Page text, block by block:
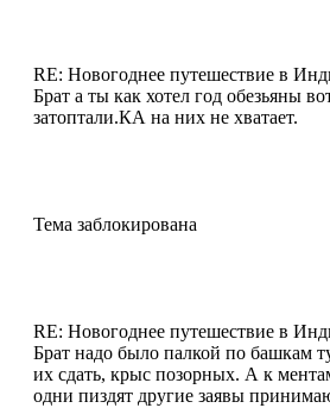
RE: Новогоднее путешествие в
Брат а ты как хотел год обезьяны
затоптали.КА на них не хватает.
Тема заблокирована
RE: Новогоднее путешествие в
Брат надо было палкой по башкам
их сдать, крыс позорных. А к
одни пиздят другие заявы